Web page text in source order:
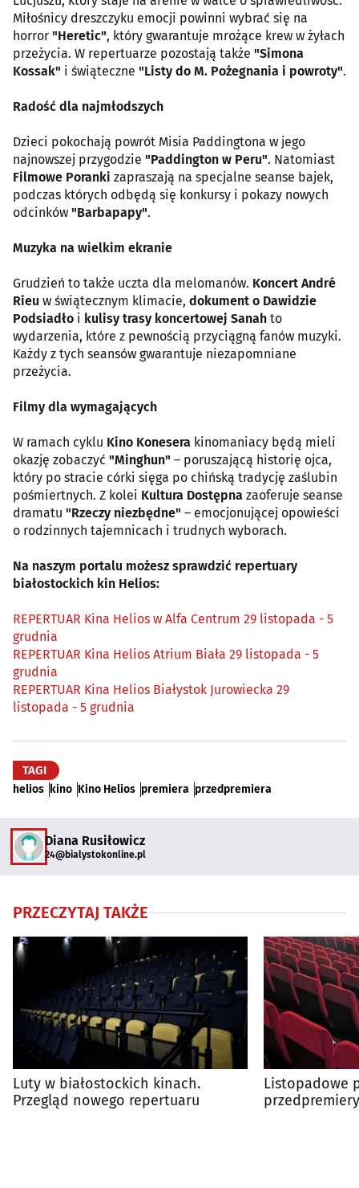
Miłośnicy dreszczyku emocji powinni wybrać się na
horror "Heretic", który gwarantuje mrożące krew w żyłach
przeżycia. W repertuarze pozostają także "Simona
Kossak" i świąteczne "Listy do M. Pożegnania i powroty".
Radość dla najmłodszych
Dzieci pokochają powrót Misia Paddingtona w jego
najnowszej przygodzie "Paddington w Peru". Natomiast
Filmowe Poranki zapraszają na specjalne seanse bajek,
podczas których odbędą się konkursy i pokazy nowych
odcinków "Barbapapy".
Muzyka na wielkim ekranie
Grudzień to także uczta dla melomanów. Koncert André
Rieu w świątecznym klimacie, dokument o Dawidzie
Podsiadło i kulisy trasy koncertowej Sanah to
wydarzenia, które z pewnością przyciągną fanów muzyki.
Każdy z tych seansów gwarantuje niezapomniane
przeżycia.
Filmy dla wymagających
W ramach cyklu Kino Konesera kinomaniacy będą mieli
okazję zobaczyć "Minghun" – poruszającą historię ojca,
który po stracie córki sięga po chińską tradycję zaślubin
pośmiertnych. Z kolei Kultura Dostępna zaoferuje seanse
dramatu "Rzeczy niezbędne" – emocjonującej opowieści
o rodzinnych tajemnicach i trudnych wyborach.
Na naszym portalu możesz sprawdzić repertuary
białostockich kin Helios:
REPERTUAR Kina Helios w Alfa Centrum 29 listopada - 5
grudnia
REPERTUAR Kina Helios Atrium Biała 29 listopada - 5
grudnia
REPERTUAR Kina Helios Białystok Jurowiecka 29
listopada - 5 grudnia
TAGI
helios kino Kino Helios premiera przedpremiera
Diana Rusiłowicz
24@bialystokonline.pl
PRZECZYTAJ TAKŻE
Luty w białostockich kinach.
Przegląd nowego repertuaru
Listopadowe